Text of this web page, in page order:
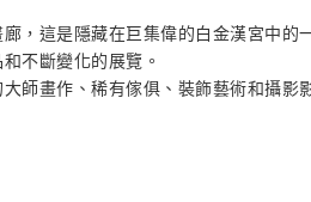
，這是隱藏在巨集偉的白金漢宮中
不斷變化的展覽。
師畫作、稀有傢俱、裝飾藝術和攝影